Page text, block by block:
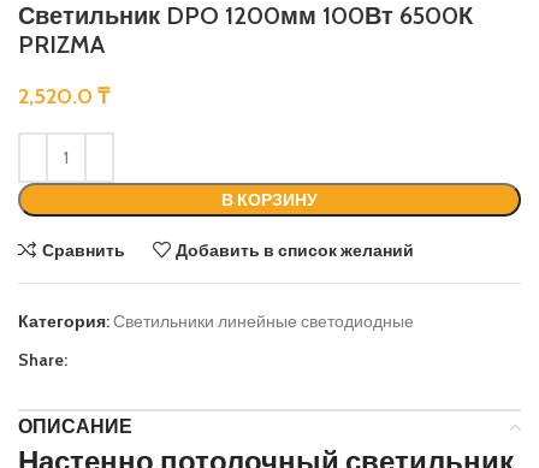
Светильник DPO 1200мм 100Вт 6500К
PRIZMA
2,520.0 ₸
В КОРЗИНУ
Сравнить Добавить в список желаний
Категория:Светильники линейные светодиодные
Share:
ОПИСАНИЕ